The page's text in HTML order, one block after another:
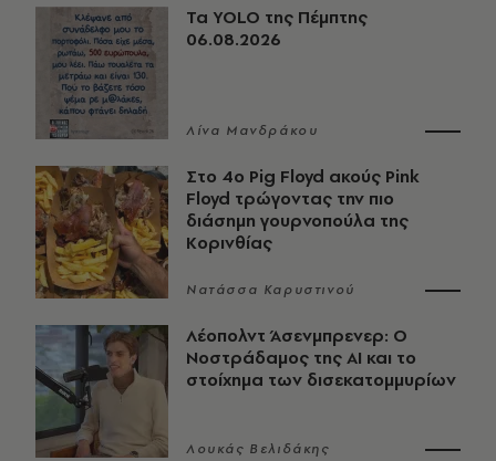
Τα YOLO της Πέμπτης
06.08.2026
Λίνα Μανδράκου
Στο 4ο Pig Floyd ακούς Pink
Floyd τρώγοντας την πιο
διάσημη γουρνοπούλα της
Κορινθίας
Νατάσσα Καρυστινού
Λέοπολντ Άσενμπρενερ: Ο
Νοστράδαμος της AI και το
στοίχημα των δισεκατομμυρίων
Λουκάς Βελιδάκης